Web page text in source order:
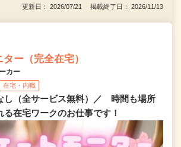
更新日： 2026/07/21 掲載終了日： 2026/11/13
ー（完全在宅）
カー
在宅・内職
し（全サービス無料）／ 時間も場所
る在宅ワークのお仕事です！